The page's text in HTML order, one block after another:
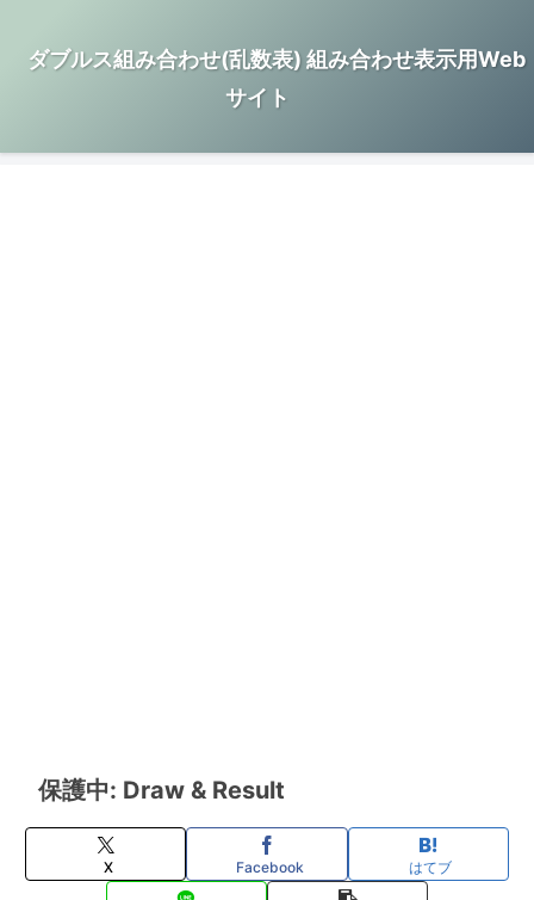
ダブルス組み合わせ(乱数表) 組み合わせ表示用Web
サイト
保護中: Draw & Result
X Facebook はてブ